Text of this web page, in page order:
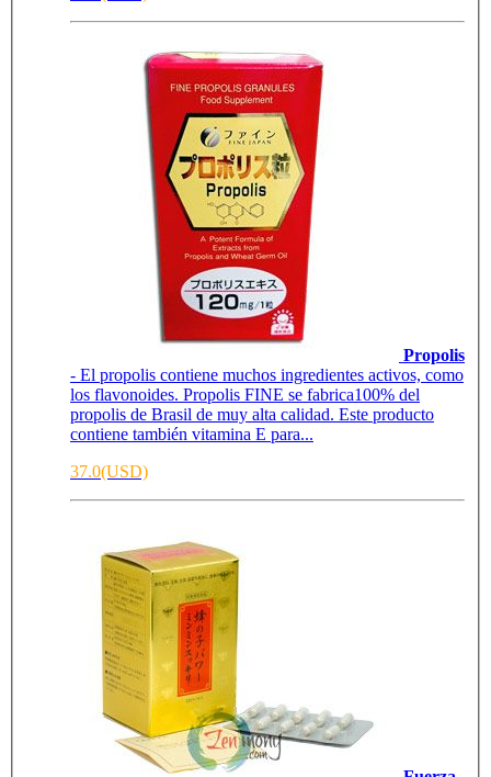
Propolis
- El propolis contiene muchos ingredientes activos, como
los flavonoides. Propolis FINE se fabrica100% del
propolis de Brasil de muy alta calidad. Este producto
contiene también vitamina E para...
37.0(USD)